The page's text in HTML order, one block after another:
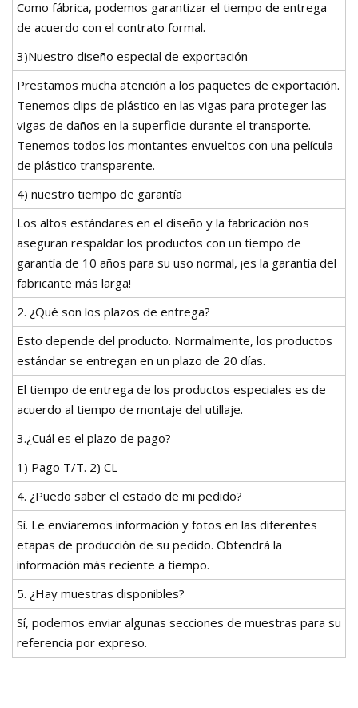
Como fábrica, podemos garantizar el tiempo de entrega
de acuerdo con el contrato formal.
3)Nuestro diseño especial de exportación
Prestamos mucha atención a los paquetes de exportación.
Tenemos clips de plástico en las vigas para proteger las
vigas de daños en la superficie durante el transporte.
Tenemos todos los montantes envueltos con una película
de plástico transparente.
4) nuestro tiempo de garantía
Los altos estándares en el diseño y la fabricación nos
aseguran respaldar los productos con un tiempo de
garantía de 10 años para su uso normal, ¡es la garantía del
fabricante más larga!
2. ¿Qué son los plazos de entrega?
Esto depende del producto. Normalmente, los productos
estándar se entregan en un plazo de 20 días.
El tiempo de entrega de los productos especiales es de
acuerdo al tiempo de montaje del utillaje.
3.¿Cuál es el plazo de pago?
1) Pago T/T. 2) CL
4. ¿Puedo saber el estado de mi pedido?
Sí. Le enviaremos información y fotos en las diferentes
etapas de producción de su pedido. Obtendrá la
información más reciente a tiempo.
5. ¿Hay muestras disponibles?
Sí, podemos enviar algunas secciones de muestras para su
referencia por expreso.